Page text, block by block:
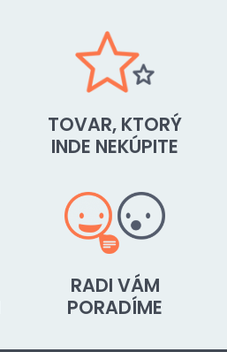
TOVAR, KTORÝ
INDE NEKÚPITE
RADI VÁM
PORADÍME